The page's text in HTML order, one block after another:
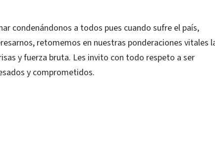
condenándonos a todos pues cuando sufre el país,
retomemos en nuestras ponderaciones vitales
y fuerza bruta. Les invito con todo respeto a ser
y comprometidos.